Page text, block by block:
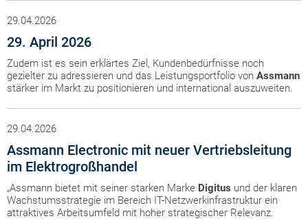
29.04.2026
29. April 2026
Zudem ist es sein erklärtes Ziel, Kundenbedürfnisse noch
gezielter zu adressieren und das Leistungsportfolio von Assmann
stärker im Markt zu positionieren und international auszuweiten.
29.04.2026
Assmann Electronic mit neuer Vertriebsleitung
im Elektrogroßhandel
„Assmann bietet mit seiner starken Marke Digitus und der klaren
Wachstumsstrategie im Bereich IT-Netzwerkinfrastruktur ein
attraktives Arbeitsumfeld mit hoher strategischer Relevanz.